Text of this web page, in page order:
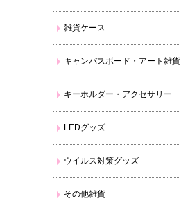
雑貨ケース
キャンバスボード・アート雑貨
キーホルダー・アクセサリー
LEDグッズ
ウイルス対策グッズ
その他雑貨